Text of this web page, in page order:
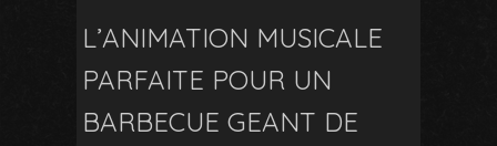
L’ANIMATION MUSICALE
PARFAITE POUR UN
BARBECUE GEANT DE